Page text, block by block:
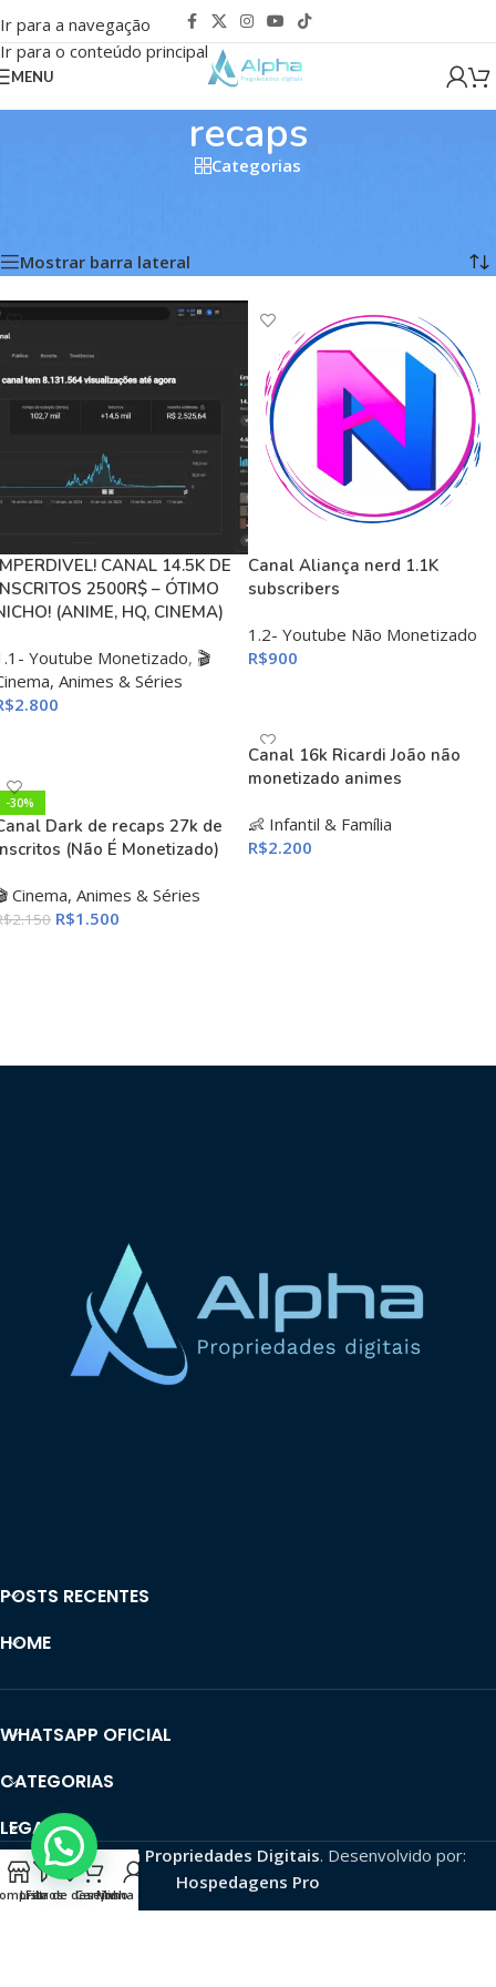
Ir para a navegação
Ir para o conteúdo principal
MENU
recaps
Categorias
Mostrar barra lateral
CANAL 14.5K DE
2500R$ – ÓTIMO
(ANIME, HQ, CINEMA)
Youtube Monetizado, 🎬
Animes & Séries
2.800
Canal Aliança nerd 1.1K
subscribers
1.2- Youtube Não Monetizado
R$900
Canal 16k Ricardi João não
monetizado animes
👶 Infantil & Família
R$2.200
-30%
Dark de recaps 27k de
(Não É Monetizado)
Cinema, Animes & Séries
2.150 R$1.500
POSTS RECENTES
HOME
WHATSAPP OFICIAL
CATEGORIAS
LEGAL
2026Alpha Propriedades Digitais. Desenvolvido por:
Hospedagens Pro
Filtros
Lista de desejos
Carrinho
Minha conta